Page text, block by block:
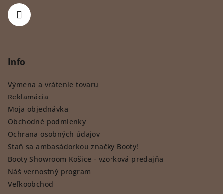
Info
Výmena a vrátenie tovaru
Reklamácia
Moja objednávka
Obchodné podmienky
Ochrana osobných údajov
Staň sa ambasádorkou značky Booty!
Booty Showroom Košice - vzorková predajňa
Náš vernostný program
Veľkoobchod